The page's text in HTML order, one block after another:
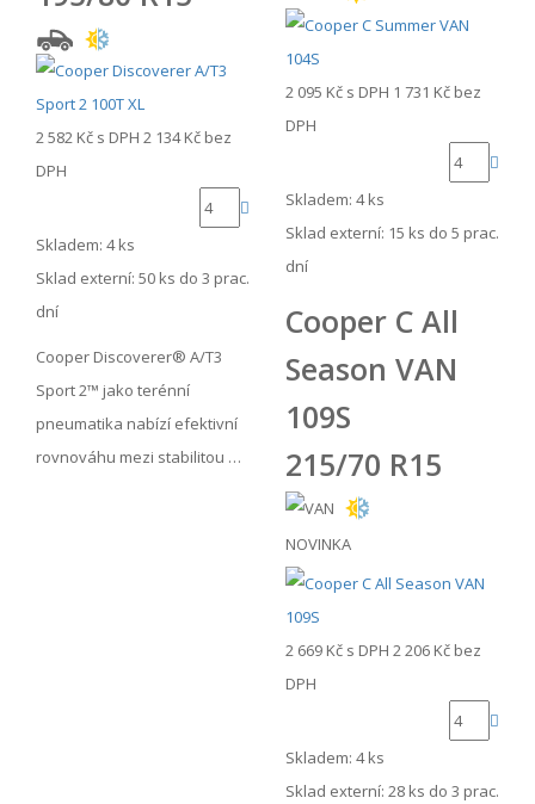
2 582 Kč s DPH 2 134 Kč bez
DPH
Skladem: 4 ks
Sklad externí: 50 ks do 3 prac.
dní
Cooper Discoverer® A/T3
Sport 2™ jako terénní
pneumatika nabízí efektivní
rovnováhu mezi stabilitou …
2 095 Kč s DPH 1 731 Kč bez
DPH
Skladem: 4 ks
Sklad externí: 15 ks do 5 prac.
dní
Cooper C All
Season VAN
109S
215/70 R15
NOVINKA
2 669 Kč s DPH 2 206 Kč bez
DPH
Skladem: 4 ks
Sklad externí: 28 ks do 3 prac.